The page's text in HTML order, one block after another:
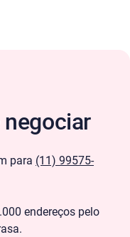
para (11) 99575-
endereços pelo